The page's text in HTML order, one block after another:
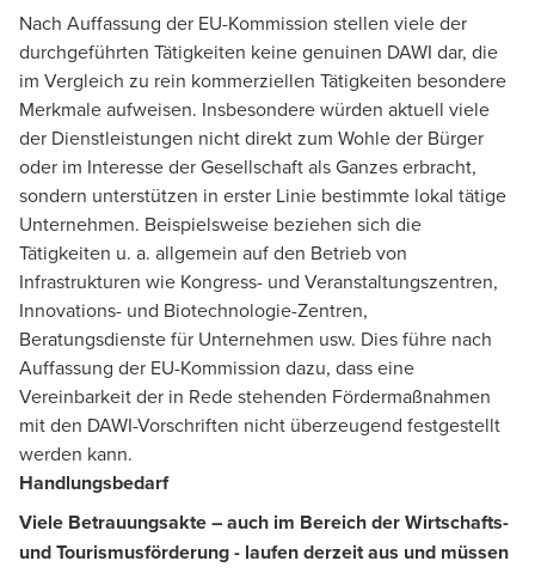
Nach Auffassung der EU-Kommission stellen viele der
durchgeführten Tätigkeiten keine genuinen DAWI dar, die
im Vergleich zu rein kommerziellen Tätigkeiten besondere
Merkmale aufweisen. Insbesondere würden aktuell viele
der Dienstleistungen nicht direkt zum Wohle der Bürger
oder im Interesse der Gesellschaft als Ganzes erbracht,
sondern unterstützen in erster Linie bestimmte lokal tätige
Unternehmen. Beispielsweise beziehen sich die
Tätigkeiten u. a. allgemein auf den Betrieb von
Infrastrukturen wie Kongress- und Veranstaltungszentren,
Innovations- und Biotechnologie-Zentren,
Beratungsdienste für Unternehmen usw. Dies führe nach
Auffassung der EU-Kommission dazu, dass eine
Vereinbarkeit der in Rede stehenden Fördermaßnahmen
mit den DAWI-Vorschriften nicht überzeugend festgestellt
werden kann.
Handlungsbedarf
Viele Betrauungsakte – auch im Bereich der Wirtschafts-
und Tourismusförderung - laufen derzeit aus und müssen